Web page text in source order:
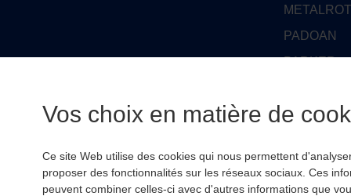
PADOAN
PARKER
RSL
Vos choix en matière de
Ce site Web utilise des cookies qui nous permettent
proposer des fonctionnalités sur les réseaux sociaux. Ces
peuvent combiner celles-ci avec d'autres informations que